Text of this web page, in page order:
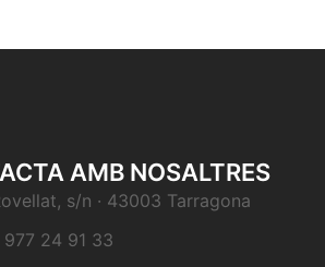
AMB NOSALTRES
s/n · 43003 Tarragona
24 91 33